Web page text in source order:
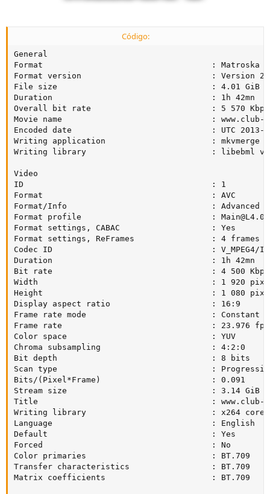
Código:
General
Format                                   : Matroska
Format version                           : Version 2
File size                                : 4.01 GiB
Duration                                 : 1h 42mn
Overall bit rate                         : 5 570 Kbps
Movie name                               : www.club-
Encoded date                             : UTC 2013-
Writing application                      : mkvmerge
Writing library                          : libebml
Video
ID                                       : 1
Format                                   : AVC
Format/Info                              : Advanced
Format profile                           : Main@L4.0
Format settings, CABAC                   : Yes
Format settings, ReFrames                : 4 frames
Codec ID                                 : V_MPEG4/
Duration                                 : 1h 42mn
Bit rate                                 : 4 500 Kbps
Width                                    : 1 920
Height                                   : 1 080
Display aspect ratio                     : 16:9
Frame rate mode                          : Constant
Frame rate                               : 23.976 fps
Color space                              : YUV
Chroma subsampling                       : 4:2:0
Bit depth                                : 8 bits
Scan type                                :
Bits/(Pixel*Frame)                       : 0.091
Stream size                              : 3.14 GiB
Title                                    : www.club-
Writing library                          : x264 core
Language                                 : English
Default                                  : Yes
Forced                                   : No
Color primaries                          : BT.709
Transfer characteristics                 : BT.709
Matrix coefficients                      : BT.709